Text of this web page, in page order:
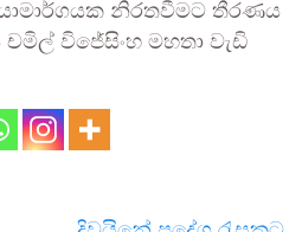
නිරතවීමට තීරණය
විජේසිංහ මහතා වැඩි